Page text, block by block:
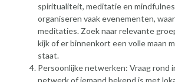
spiritualiteit, meditatie en
organiseren vaak evenementen,
meditaties. Zoek naar relevante
kijk of er binnenkort een volle maan
staat.
Persoonlijke netwerken: Vraag rond
netwerk of iemand bekend is met